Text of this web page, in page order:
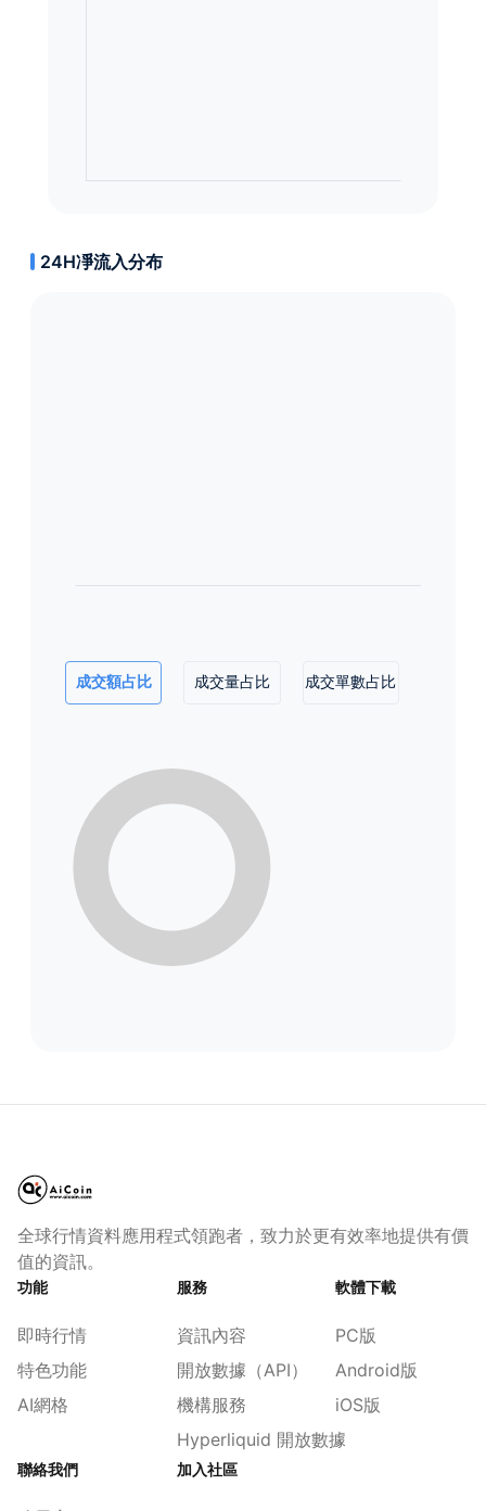
24H凈流入分布
成交額占比 成交量占比 成交單數占比
全球行情資料應用程式領跑者，致力於更有效率地提供有價
值的資訊。
功能
即時行情
特色功能
AI網格
服務
資訊內容
開放數據（API）
機構服務
Hyperliquid 開放數據
軟體下載
PC版
Android版
iOS版
聯絡我們 加入社區